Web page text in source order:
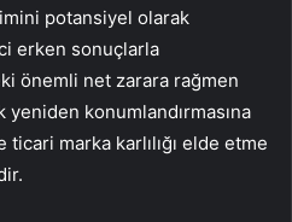
potansiyel olarak
erken sonuçlarla
önemli net zarara rağmen
konumlandırmasına
ticari marka karlılığı elde etme